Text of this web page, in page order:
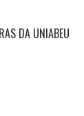
DA UNIABEU